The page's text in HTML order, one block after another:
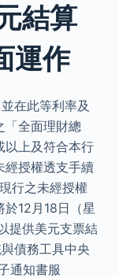
結算
運作
在此等利率及
「全面理財總
以上及符合本行
經授權透支手續
行之未經授權
12月18日（星
提供美元支票結
債務工具中央
通知書服